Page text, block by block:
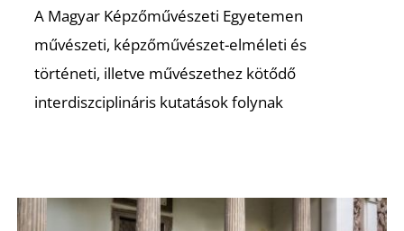
A Magyar Képzőművészeti Egyetemen
művészeti, képzőművészet-elméleti és
történeti, illetve művészethez kötődő
interdiszciplináris kutatások folynak